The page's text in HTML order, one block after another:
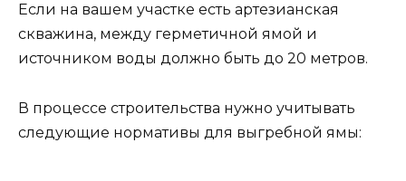
Если на вашем участке есть артезианская
скважина, между герметичной ямой и
источником воды должно быть до 20 метров.
В процессе строительства нужно учитывать
следующие нормативы для выгребной ямы: